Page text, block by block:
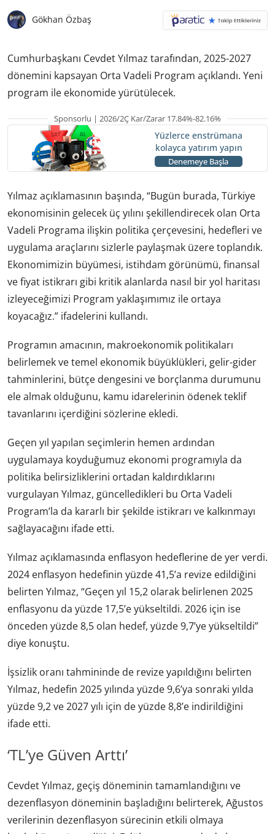
Gökhan Özbaş
Cumhurbaşkanı Cevdet Yılmaz tarafından, 2025-2027
dönemini kapsayan Orta Vadeli Program açıklandı. Yeni
program ile ekonomide yürütülecek.
Sponsorlu | 2026/2Ç Kar/Zarar 17.84%-82.16%
Yüzlerce enstrümana
kolayca yatırım yapın
Denemeye Başla
Yılmaz açıklamasının başında, “Bugün burada, Türkiye
ekonomisinin gelecek üç yılını şekillendirecek olan Orta
Vadeli Programa ilişkin politika çerçevesini, hedefleri ve
uygulama araçlarını sizlerle paylaşmak üzere toplandık.
Ekonomimizin büyümesi, istihdam görünümü, finansal
ve fiyat istikrarı gibi kritik alanlarda nasıl bir yol haritası
izleyeceğimizi Program yaklaşımımız ile ortaya
koyacağız.” ifadelerini kullandı.
Programın amacının, makroekonomik politikaları
belirlemek ve temel ekonomik büyüklükleri, gelir-gider
tahminlerini, bütçe dengesini ve borçlanma durumunu
ele almak olduğunu, kamu idarelerinin ödenek teklif
tavanlarını içerdiğini sözlerine ekledi.
Geçen yıl yapılan seçimlerin hemen ardından
uygulamaya koyduğumuz ekonomi programıyla da
politika belirsizliklerini ortadan kaldırdıklarını
vurgulayan Yılmaz, güncelledikleri bu Orta Vadeli
Program’la da kararlı bir şekilde istikrarı ve kalkınmayı
sağlayacağını ifade etti.
Yılmaz açıklamasında enflasyon hedeflerine de yer verdi.
2024 enflasyon hedefinin yüzde 41,5’a revize edildiğini
belirten Yılmaz, “Geçen yıl 15,2 olarak belirlenen 2025
enflasyonu da yüzde 17,5’e yükseltildi. 2026 için ise
önceden yüzde 8,5 olan hedef, yüzde 9,7’ye yükseltildi”
diye konuştu.
İşsizlik oranı tahmininde de revize yapıldığını belirten
Yılmaz, hedefin 2025 yılında yüzde 9,6’ya sonraki yılda
yüzde 9,2 ve 2027 yılı için de yüzde 8,8’e indirildiğini
ifade etti.
‘TL’ye Güven Arttı’
Cevdet Yılmaz, geçiş döneminin tamamlandığını ve
dezenflasyon döneminin başladığını belirterek, Ağustos
verilerinin dezenflasyon sürecinin etkili olmaya